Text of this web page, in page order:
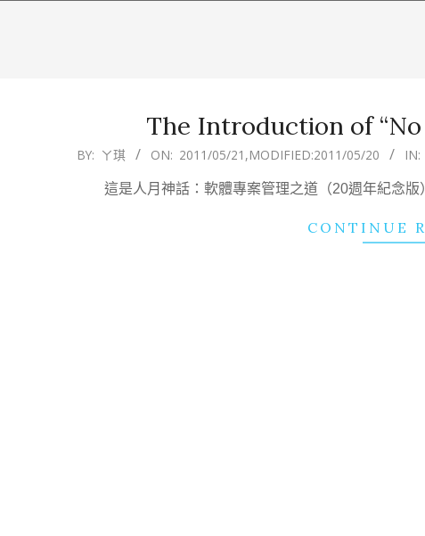
The Introduction of
BY: ㄚ琪 ON: 2011/05/21 ,MODIFIED:2011/05/20 IN:
這是人月神話：軟體專案管理之道（20週年紀念
CONTINUE